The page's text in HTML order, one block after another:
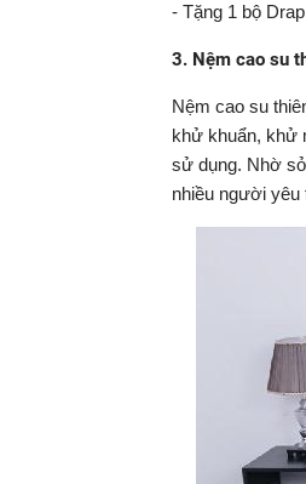
- Tặng 1 bộ
3. Nệm cao su
Nệm cao su
khử khuẩn, khử
sử dụng. Nhờ
nhiều người yêu